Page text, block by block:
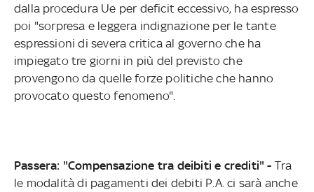
dalla procedura Ue per deficit eccessivo, ha espresso
poi "sorpresa e leggera indignazione per le tante
espressioni di severa critica al governo che ha
impiegato tre giorni in più del previsto che
provengono da quelle forze politiche che hanno
provocato questo fenomeno".
Passera: "Compensazione tra deibiti e crediti" - Tra
le modalità di pagamenti dei debiti P.A. ci sarà anche